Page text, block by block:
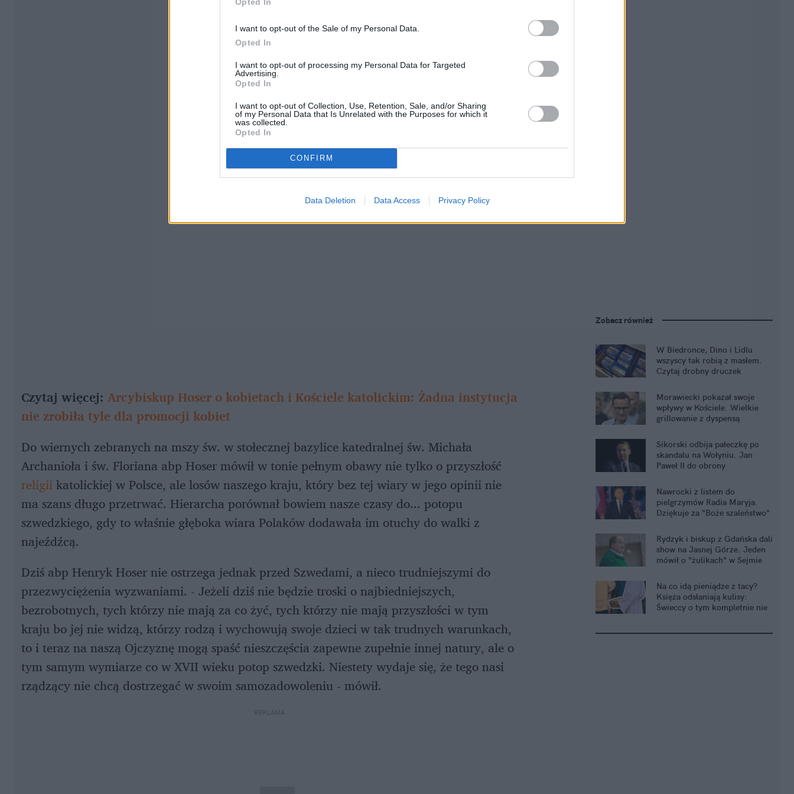
I want to opt-out of the Sale of my Personal Data.
Opted In
I want to opt-out of processing my Personal Data for Targeted
Advertising.
Opted In
I want to opt-out of Collection, Use, Retention, Sale, and/or Sharing
of my Personal Data that Is Unrelated with the Purposes for which it
was collected.
Opted In
CONFIRM
Data Deletion Data Access Privacy Policy
Czytaj więcej: Arcybiskup Hoser o kobietach i Kościele katolickim: Żadna instytucja
nie zrobiła tyle dla promocji kobiet
Do wiernych zebranych na mszy św. w stołecznej bazylice katedralnej św. Michała
Archanioła i św. Floriana abp Hoser mówił w tonie pełnym obawy nie tylko o przyszłość
religiikatolickiej w Polsce, ale losów naszego kraju, który bez tej wiary w jego opinii nie
ma szans długo przetrwać. Hierarcha porównał bowiem nasze czasy do... potopu
szwedzkiego, gdy to właśnie głęboka wiara Polaków dodawała im otuchy do walki z
najeźdźcą.
Dziś abp Henryk Hoser nie ostrzega jednak przed Szwedami, a nieco trudniejszymi do
przezwyciężenia wyzwaniami. - Jeżeli dziś nie będzie troski o najbiedniejszych,
bezrobotnych, tych którzy nie mają za co żyć, tych którzy nie mają przyszłości w tym
kraju bo jej nie widzą, którzy rodzą i wychowują swoje dzieci w tak trudnych warunkach,
to i teraz na naszą Ojczyznę mogą spaść nieszczęścia zapewne zupełnie innej natury, ale o
tym samym wymiarze co w XVII wieku potop szwedzki. Niestety wydaje się, że tego nasi
rządzący nie chcą dostrzegać w swoim samozadowoleniu - mówił.
REKLAMA
Zobacz również
W Biedronce, Dino i Lidlu
wszyscy tak robią z masłem.
Czytaj drobny druczek
Morawiecki pokazał swoje
wpływy w Kościele. Wielkie
grillowanie z dyspensą
Sikorski odbija pałeczkę po
skandalu na Wołyniu. Jan
Paweł II do obrony
Nawrocki z listem do
pielgrzymów Radia Maryja.
Dziękuje za "Boże szaleństwo"
Rydzyk i biskup z Gdańska dali
show na Jasnej Górze. Jeden
mówił o "żulikach" w Sejmie
Na co idą pieniądze z tacy?
Księża odsłaniają kulisy:
Świeccy o tym kompletnie nie